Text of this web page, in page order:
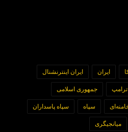
ایران ایران اینترنشنال
ترامپ جمهوری اسلامی
سپاه سپاه پاسداران
میانجیگری